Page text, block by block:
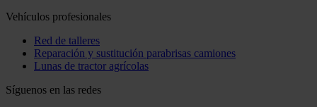
Vehículos profesionales
Red de talleres
Reparación y sustitución parabrisas camiones
Lunas de tractor agrícolas
Síguenos en las redes